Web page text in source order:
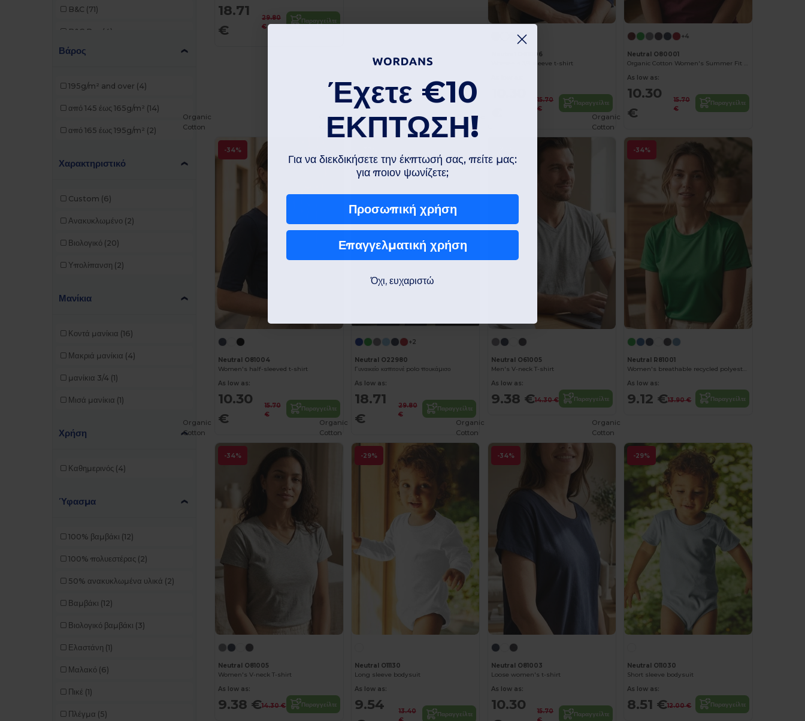
B&C (71)
B&C Pro (4)
Babybugz
Carhartt (1)
Fruit of the Loom Vintage
Just Cool
Kariban (92)
Larkwood (8)
Lee (2)
Mantis (18)
Mumbles (1)
Napapijri (1)
Neoblu (5)
Neutral (20)
NEW MORNING STUDIOS
Pen Duick
Βάρος
195g/m² and over (4)
από 145 έως 165g/m² (14)
από 165 έως 195g/m² (2)
Χαρακτηριστικό
Custom (6)
Ανακυκλωμένο (2)
Βιολογικό (20)
Υπολίπανση (2)
Μανίκια
Κοντά μανίκια (16)
Μακριά μανίκια (4)
μανίκια 3/4 (1)
Μισά μανίκια (1)
Χρήση
Καθημερινός (4)
Ύφασμα
100% βαμβάκι (12)
100% πολυεστέρας (2)
50% ανακυκλωμένα υλικά (2)
Βαμβάκι (12)
Βιολογικό βαμβάκι (3)
Ελαστάνη (1)
Μαλακό (6)
Πικέ (1)
Πλέγμα (5)
18.71
€
29.80
€
Παραγγείλτε
Neutral O81006
Women's 3/4 sleeve t-shirt
15.70
€
Παραγγείλτε
+4
Neutral O80001
Organic Cotton Women's Summer Fit T-Shirt
As low as:
10.30
€
15.70
€
Παραγγείλτε
-34%
Organic
Cotton
Neutral O81004
Women's half-sleeved t-shirt
As low as:
10.30
€
15.70
€
Παραγγείλτε
Organic
Cotton
+2
Neutral O22980
Γυναικείο καπιτονέ polo πουκάμισο
As low as:
18.71
€
29.80
€
Παραγγείλτε
Organic
Cotton
Neutral O61005
Men's V-neck T-shirt
As low as:
9.38 €14.30 € Παραγγείλτε
-34%
Organic
Cotton
Neutral R81001
Women's breathable recycled polyester t-shirt
As low as:
9.12 €13.90 € Παραγγείλτε
-34%
Organic
Cotton
Neutral O81005
Women's V-neck T-shirt
As low as:
9.38 €14.30 € Παραγγείλτε
-29%
Organic
Cotton
Neutral O11130
Long sleeve bodysuit
As low as:
9.54
13.40
Παραγγείλτε
-34%
Organic
Cotton
Neutral O81003
Loose women's t-shirt
As low as:
10.30
15.70
Παραγγείλτε
-29%
Organic
Cotton
Neutral O11030
Short sleeve bodysuit
As low as:
8.51 €12.00 € Παραγγείλτε
Έχετε €10
ΕΚΠΤΩΣΗ!
Για να διεκδικήσετε την έκπτωσή σας, πείτε μας:
για ποιον ψωνίζετε;
Προσωπική χρήση
Επαγγελματική χρήση
Όχι, ευχαριστώ